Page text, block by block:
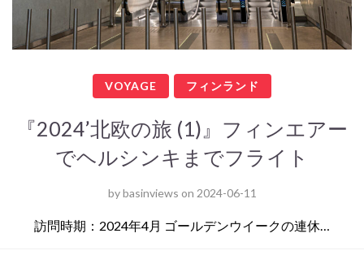
VOYAGE フィンランド
『2024’北欧の旅 (1)』フィンエアー
でヘルシンキまでフライト
bybasinviews on 2024-06-11
訪問時期：2024年4月 ゴールデンウイークの連休…